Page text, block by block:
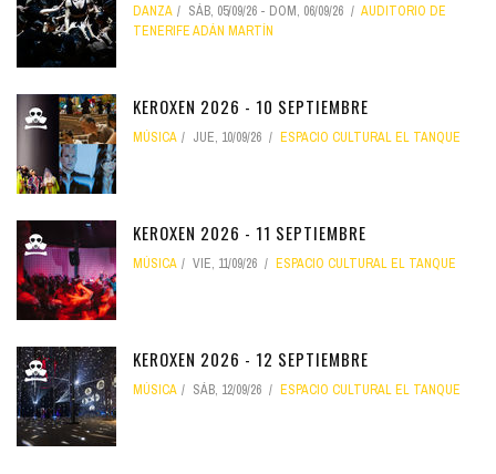
DANZA SÁB, 05/09/26 - DOM, 06/09/26
AUDITORIO DE
TENERIFE ADÁN MARTÍN
KEROXEN 2026 - 10 SEPTIEMBRE
MÚSICA JUE, 10/09/26 ESPACIO CULTURAL EL TANQUE
KEROXEN 2026 - 11 SEPTIEMBRE
MÚSICA VIE, 11/09/26 ESPACIO CULTURAL EL TANQUE
KEROXEN 2026 - 12 SEPTIEMBRE
MÚSICA SÁB, 12/09/26 ESPACIO CULTURAL EL TANQUE